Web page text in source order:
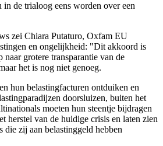
in de trialoog eens worden over een
zei Chiara Putaturo, Oxfam EU
en ongelijkheid: "Dit akkoord is
naar grotere transparantie van de
het is nog niet genoeg.
hun belastingfacturen ontduiken en
doorsluizen, buiten het
moeten hun steentje bijdragen
herstel van de huidige crisis en laten zien
die zij aan belastinggeld hebben